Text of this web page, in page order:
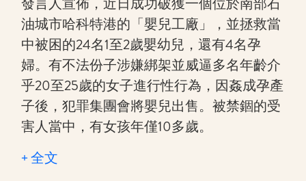
油城市哈科特港的「嬰兒工廠」，並拯救當
中被困的24名1至2歲嬰幼兒，還有4名孕
婦。有不法份子涉嫌綁架並威逼多名年齡介
乎20至25歲的女子進行性行為，因姦成孕產
子後，犯罪集團會將嬰兒出售。被禁錮的受
害人當中，有女孩年僅10多歲。
+ 全文